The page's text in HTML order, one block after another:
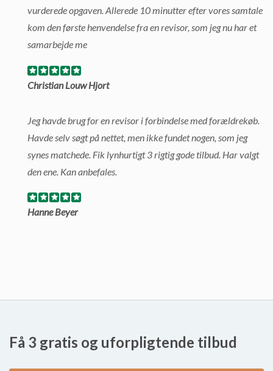
vurderede opgaven. Allerede 10 minutter efter vores samtale
kom den første henvendelse fra en revisor, som jeg nu har et
samarbejde me
Christian Louw Hjort
Jeg havde brug for en revisor i forbindelse med forældrekøb.
Havde selv søgt på nettet, men ikke fundet nogen, som jeg
synes matchede. Fik lynhurtigt 3 rigtig gode tilbud. Har valgt
den ene. Kan anbefales.
Hanne Beyer
Få 3 gratis og uforpligtende tilbud